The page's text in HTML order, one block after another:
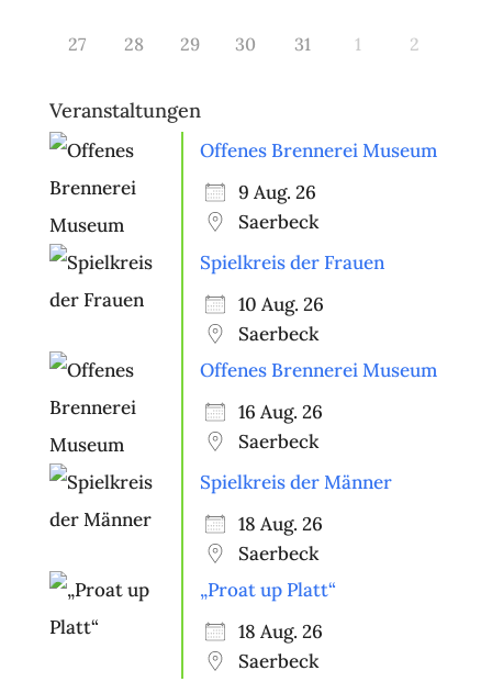
27 28 29 30 31 1 2
Veranstaltungen
Offenes Brennerei Museum
9 Aug. 26
Saerbeck
Spielkreis der Frauen
10 Aug. 26
Saerbeck
Offenes Brennerei Museum
16 Aug. 26
Saerbeck
Spielkreis der Männer
18 Aug. 26
Saerbeck
„Proat up Platt“
18 Aug. 26
Saerbeck